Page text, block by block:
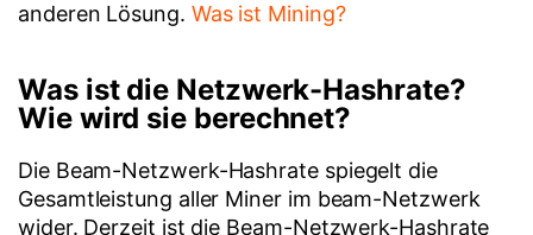
anderen Lösung. Was ist Mining?
Was ist die Netzwerk-Hashrate?
Wie wird sie berechnet?
Die Beam-Netzwerk-Hashrate spiegelt die
Gesamtleistung aller Miner im beam-Netzwerk
wider. Derzeit ist die Beam-Netzwerk-Hashrate